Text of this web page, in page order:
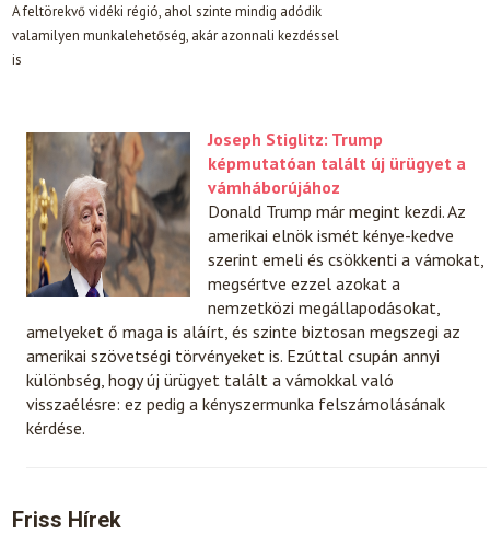
A feltörekvő vidéki régió, ahol szinte mindig adódik
valamilyen munkalehetőség, akár azonnali kezdéssel
is
Joseph Stiglitz: Trump
képmutatóan talált új ürügyet a
vámháborújához
Donald Trump már megint kezdi. Az
amerikai elnök ismét kénye-kedve
szerint emeli és csökkenti a vámokat,
megsértve ezzel azokat a
nemzetközi megállapodásokat,
amelyeket ő maga is aláírt, és szinte biztosan megszegi az
amerikai szövetségi törvényeket is. Ezúttal csupán annyi
különbség, hogy új ürügyet talált a vámokkal való
visszaélésre: ez pedig a kényszermunka felszámolásának
kérdése.
Friss Hírek